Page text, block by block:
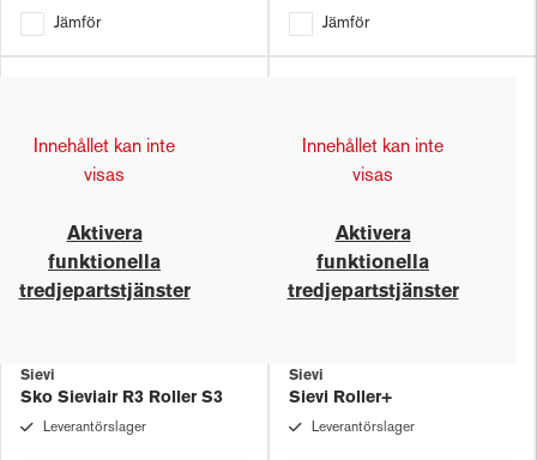
Jämför Jämför
Innehållet kan inte
visas
Aktivera
funktionella
tredjepartstjänster
Sievi
Sko Sieviair R3 Roller S3
Leverantörslager
Innehållet kan inte
visas
Aktivera
funktionella
tredjepartstjänster
Sievi
Sievi Roller+
Leverantörslager